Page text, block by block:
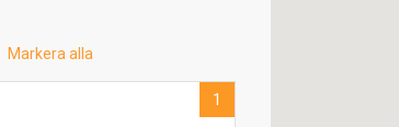
Markera alla
1